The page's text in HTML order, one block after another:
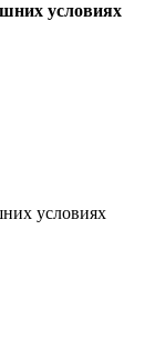
условиях
условиях